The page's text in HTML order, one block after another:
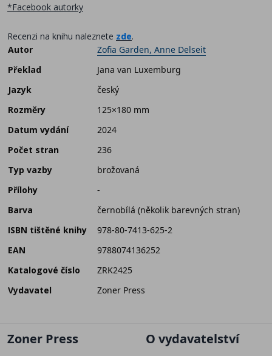
*Facebook autorky
Recenzi na knihu naleznete zde.
Autor
Zofia Garden, Anne Delseit
Překlad
Jana van Luxemburg
Jazyk
český
Rozměry
125×180 mm
Datum vydání
2024
Počet stran
236
Typ vazby
brožovaná
Přílohy
-
Barva
černobílá (několik barevných stran)
ISBN tištěné knihy
978-80-7413-625-2
EAN
9788074136252
Katalogové číslo
ZRK2425
Vydavatel
Zoner Press
Zoner Press O vydavatelství